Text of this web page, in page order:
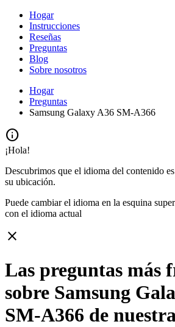
Hogar
Instrucciones
Reseñas
Preguntas
Blog
Sobre nosotros
Hogar
Preguntas
Samsung Galaxy A36 SM-A366
info
¡Hola!
Descubrimos que el idioma del contenido
su ubicación.
Puede cambiar el idioma en la esquina
con el idioma actual
close
Las preguntas más
sobre Samsung
SM-A366 de